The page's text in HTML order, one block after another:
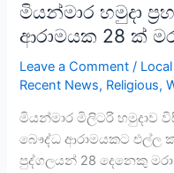
මියන්මාර හමුදා
ආරාමයක 28 ක්
Leave a Comment /
Recent News, Religious,
මියන්මාර මිලිටරි හමුදාව
බෞද්ධ ආරාමයකට එල්ල
පුද්ගලයන් 28 දෙනෙකු